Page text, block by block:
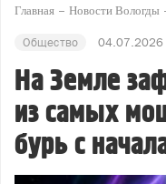
Главная Новости Вологды
Общество 04.07.2026
На Земле
из самых
бурь с